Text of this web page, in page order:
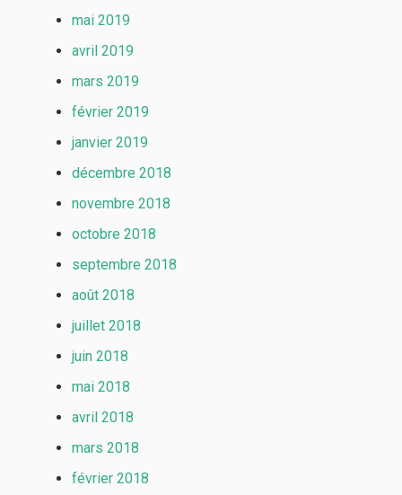
mai 2019
avril 2019
mars 2019
février 2019
janvier 2019
décembre 2018
novembre 2018
octobre 2018
septembre 2018
août 2018
juillet 2018
juin 2018
mai 2018
avril 2018
mars 2018
février 2018